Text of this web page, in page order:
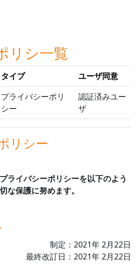
リシ一覧
タイプ
ユーザ同意
プライバシーポリ
シー
認証済みユー
ザ
リシー
ライバシーポリシーを以下のよう
な保護に努めます。
制定： 2021年2月22日
最終改訂日： 2021年2月22日